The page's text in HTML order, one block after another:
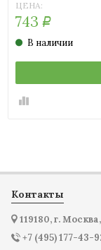
ЦЕНА:
743 Р
В наличии
Контакты
119180, г.
+7 (495) 177-43-